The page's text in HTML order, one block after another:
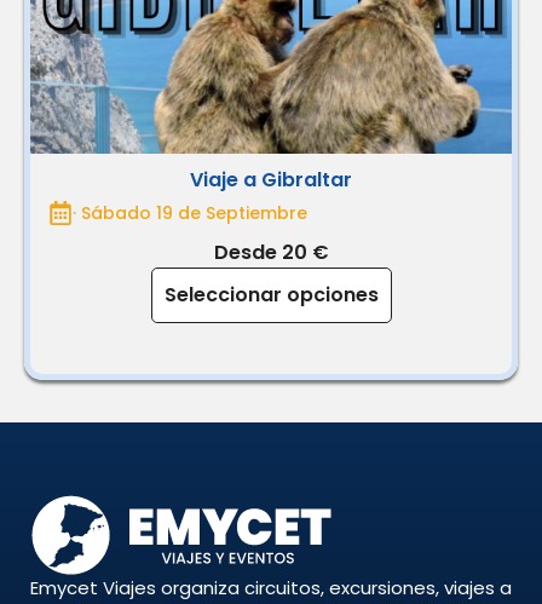
Viaje a Gibraltar
· Sábado 19 de Septiembre
Desde 20 €
Seleccionar opciones
Emycet Viajes organiza circuitos, excursiones, viajes a